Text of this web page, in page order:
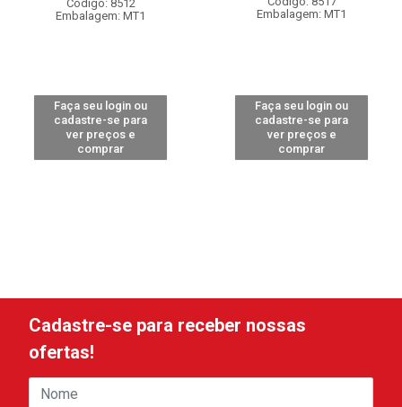
Código: 8512
Embalagem: MT1
Faça seu login ou
cadastre-se para
ver preços e
comprar
Embalagem: MT1
Faça seu login ou
cadastre-se para
ver preços e
comprar
Cadastre-se para receber nossas
ofertas!